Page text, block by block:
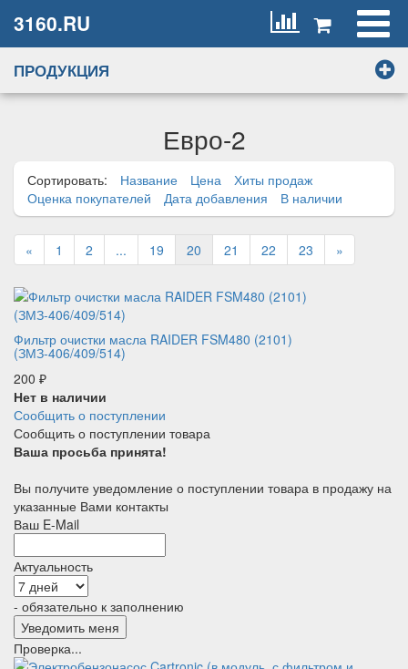
3160.RU
ПРОДУКЦИЯ
Евро-2
Сортировать: Название Цена
Хиты продаж
Оценка покупателей
Дата добавления В наличии
« 1 2 ... 19 20 21 22 23 »
Фильтр очистки масла RAIDER FSM480 (2101)
(ЗМЗ-406/409/514)
200 ₽
Нет в наличии
Сообщить о поступлении
Сообщить о поступлении товара
Ваша просьба принята!
Вы получите уведомление о поступлении товара в продажу на
указанные Вами контакты
Ваш E-Mail
Актуальность
- обязательно к заполнению
Проверка...